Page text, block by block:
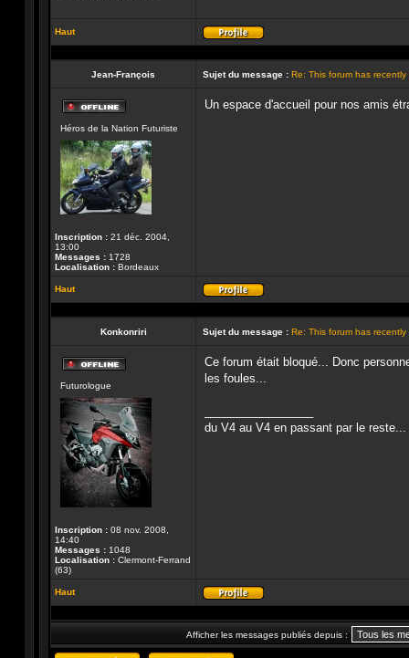
Haut
Profil
Jean-François Sujet du message : Re: This forum has
ligne
Héros de la Nation Futuriste
Inscription : 21 déc. 2004,
13:00
Messages : 1728
Localisation : Bordeaux
Un espace d'accueil pour nos amis
Haut
Profil
Konkonriri Sujet du message : Re: This forum has
Futurologue
Inscription : 08 nov. 2008,
14:40
Messages : 1048
Localisation : Clermont-Ferrand
(63)
Ce forum était bloqué... Donc
les foules...
du V4 au V4 en passant par le reste...
Haut
Profil
Afficher les messages publiés depuis :